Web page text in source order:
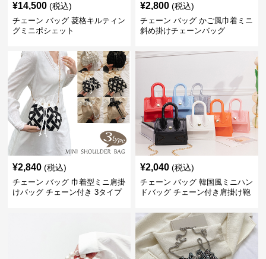
¥14,500 (税込)
チェーン バッグ 菱格キルティン
グミニポシェット
¥2,800 (税込)
チェーン バッグ かご風巾着ミニ
斜め掛けチェーンバッグ
¥2,840 (税込)
チェーン バッグ 巾着型ミニ肩掛
けバッグ チェーン付き 3タイプ
¥2,040 (税込)
チェーン バッグ 韓国風ミニハン
ドバッグ チェーン付き肩掛け鞄